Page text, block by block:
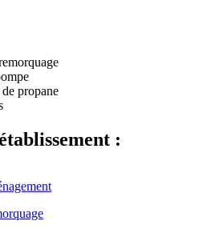
propane
: